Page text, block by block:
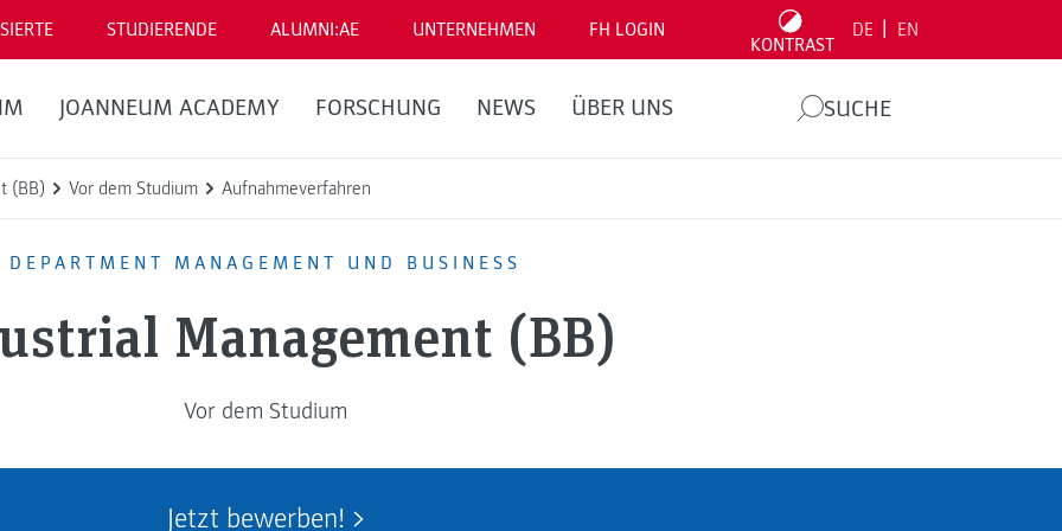
STUDIERENDE ALUMNI:AE UNTERNEHMEN FH LOGIN
KONTRAST
DE EN
JOANNEUM ACADEMY FORSCHUNG NEWS ÜBER UNS SUCHE
(BB) Vor dem Studium Aufnahmeverfahren
DEPARTMENT MANAGEMENT UND BUSINESS
Management (BB)
Vor dem Studium
Jetzt bewerben!